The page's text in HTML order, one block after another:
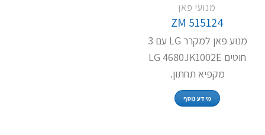
מנועי פאן
ZM 515124
מנוע פאן למקרר LG עם 3
חוטים LG 4680JK1002E
מקפיא תחתון.
מידע נוסף